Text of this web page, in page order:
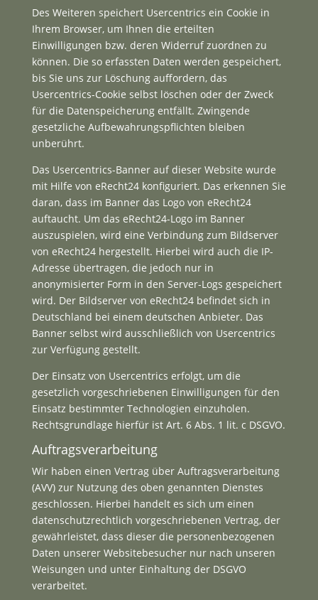
Des Weiteren speichert Usercentrics ein Cookie in
Ihrem Browser, um Ihnen die erteilten
Einwilligungen bzw. deren Widerruf zuordnen zu
können. Die so erfassten Daten werden gespeichert,
bis Sie uns zur Löschung auffordern, das
Usercentrics-Cookie selbst löschen oder der Zweck
für die Datenspeicherung entfällt. Zwingende
gesetzliche Aufbewahrungspflichten bleiben
unberührt.
Das Usercentrics-Banner auf dieser Website wurde
mit Hilfe von eRecht24 konfiguriert. Das erkennen Sie
daran, dass im Banner das Logo von eRecht24
auftaucht. Um das eRecht24-Logo im Banner
auszuspielen, wird eine Verbindung zum Bildserver
von eRecht24 hergestellt. Hierbei wird auch die IP-
Adresse übertragen, die jedoch nur in
anonymisierter Form in den Server-Logs gespeichert
wird. Der Bildserver von eRecht24 befindet sich in
Deutschland bei einem deutschen Anbieter. Das
Banner selbst wird ausschließlich von Usercentrics
zur Verfügung gestellt.
Der Einsatz von Usercentrics erfolgt, um die
gesetzlich vorgeschriebenen Einwilligungen für den
Einsatz bestimmter Technologien einzuholen.
Rechtsgrundlage hierfür ist Art. 6 Abs. 1 lit. c DSGVO.
Auftragsverarbeitung
Wir haben einen Vertrag über Auftragsverarbeitung
(AVV) zur Nutzung des oben genannten Dienstes
geschlossen. Hierbei handelt es sich um einen
datenschutzrechtlich vorgeschriebenen Vertrag, der
gewährleistet, dass dieser die personenbezogenen
Daten unserer Websitebesucher nur nach unseren
Weisungen und unter Einhaltung der DSGVO
verarbeitet.